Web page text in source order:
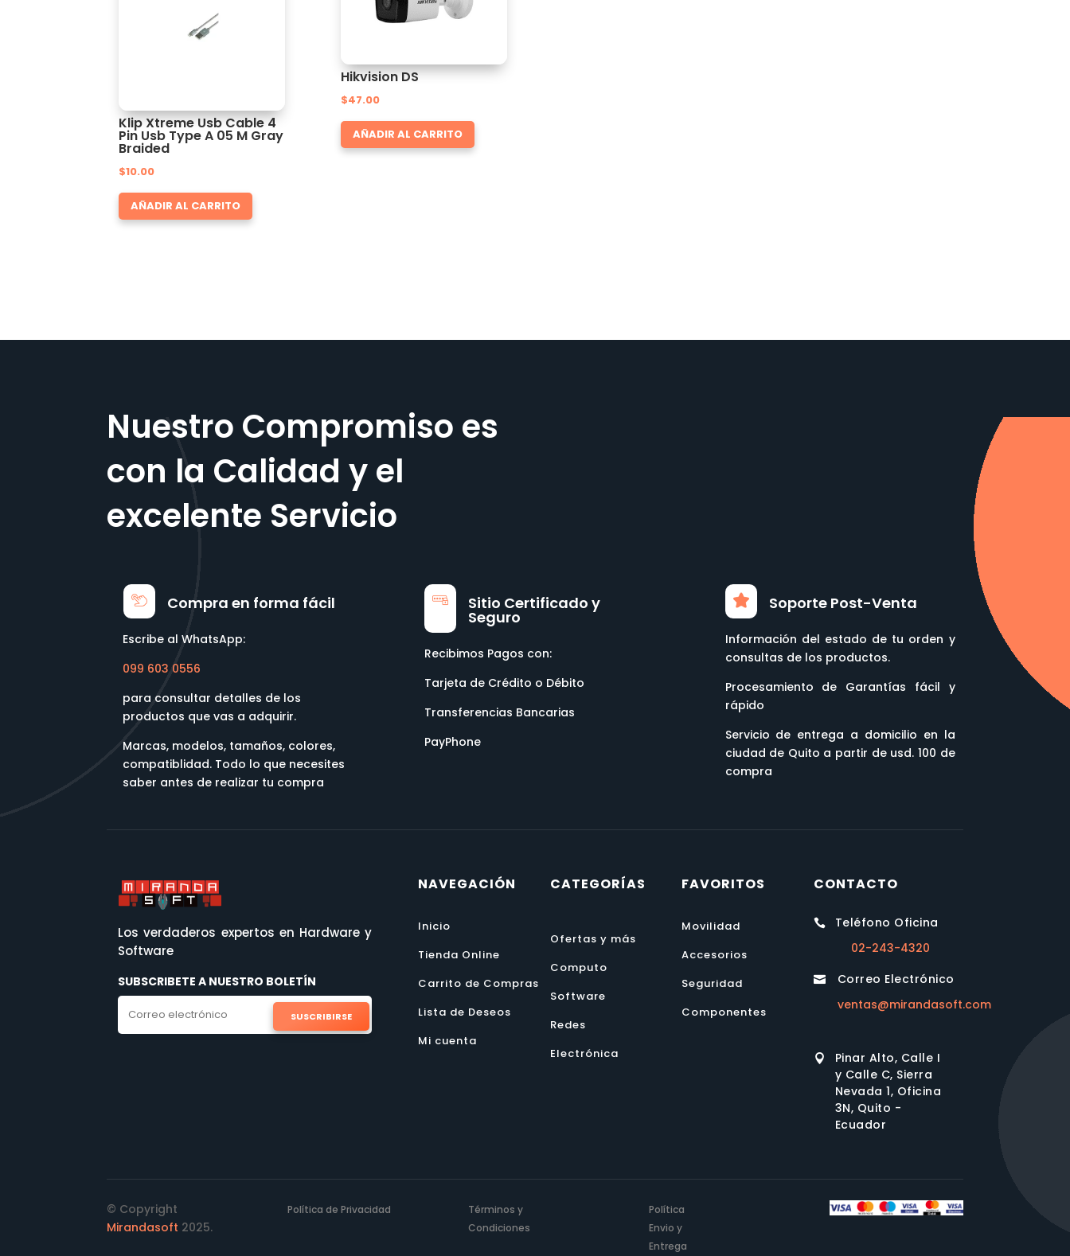
Klip Xtreme Usb Cable 4
Pin Usb Type A 05 M Gray
Braided
$10.00
AÑADIR AL CARRITO
Hikvision DS
$47.00
AÑADIR AL CARRITO
Nuestro Compromiso es
con la Calidad y el
excelente Servicio
Compra en forma fácil
Escribe al WhatsApp:
099 603 0556
para consultar detalles de los
productos que vas a adquirir.
Marcas, modelos, tamaños, colores,
compatiblidad. Todo lo que necesites
saber antes de realizar tu compra
Sitio Certificado y
Seguro
Recibimos Pagos con:
Tarjeta de Crédito o Débito
Transferencias Bancarias
PayPhone
Soporte Post-Venta
Información del estado de tu orden y
consultas de los productos.
Procesamiento de Garantías fácil y
rápido
Servicio de entrega a domicilio en la
ciudad de Quito a partir de usd. 100 de
compra
Los verdaderos expertos en Hardware y
Software
SUBSCRIBETE A NUESTRO BOLETÍN
SUSCRIBIRSE
NAVEGACIÓN
Inicio
Tienda Online
Carrito de Compras
Lista de Deseos
Mi cuenta
CATEGORÍAS
Ofertas y más
Computo
Software
Redes
Electrónica
FAVORITOS
Movilidad
Accesorios
Seguridad
Componentes
CONTACTO

Teléfono Oficina
02-243-4320

Correo Electrónico
ventas@mirandasoft.com

Pinar Alto, Calle I
y Calle C, Sierra
Nevada 1, Oficina
3N, Quito -
Ecuador
© Copyright
Mirandasoft 2025.
Política de Privacidad
Términos y
Condiciones
Política
Envio y
Entrega